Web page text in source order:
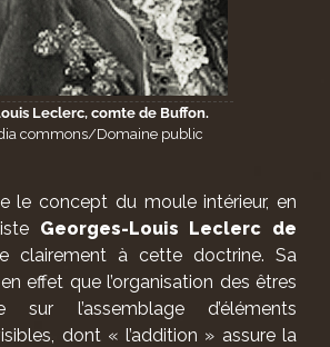
Leclerc, comte de Buffon.
commons/Domaine public
le concept du moule intérieur, en
Georges-Louis Leclerc de
clairement à cette doctrine. Sa
effet que l’organisation des êtres
sur l’assemblage d’éléments
dont « l’addition » assure la